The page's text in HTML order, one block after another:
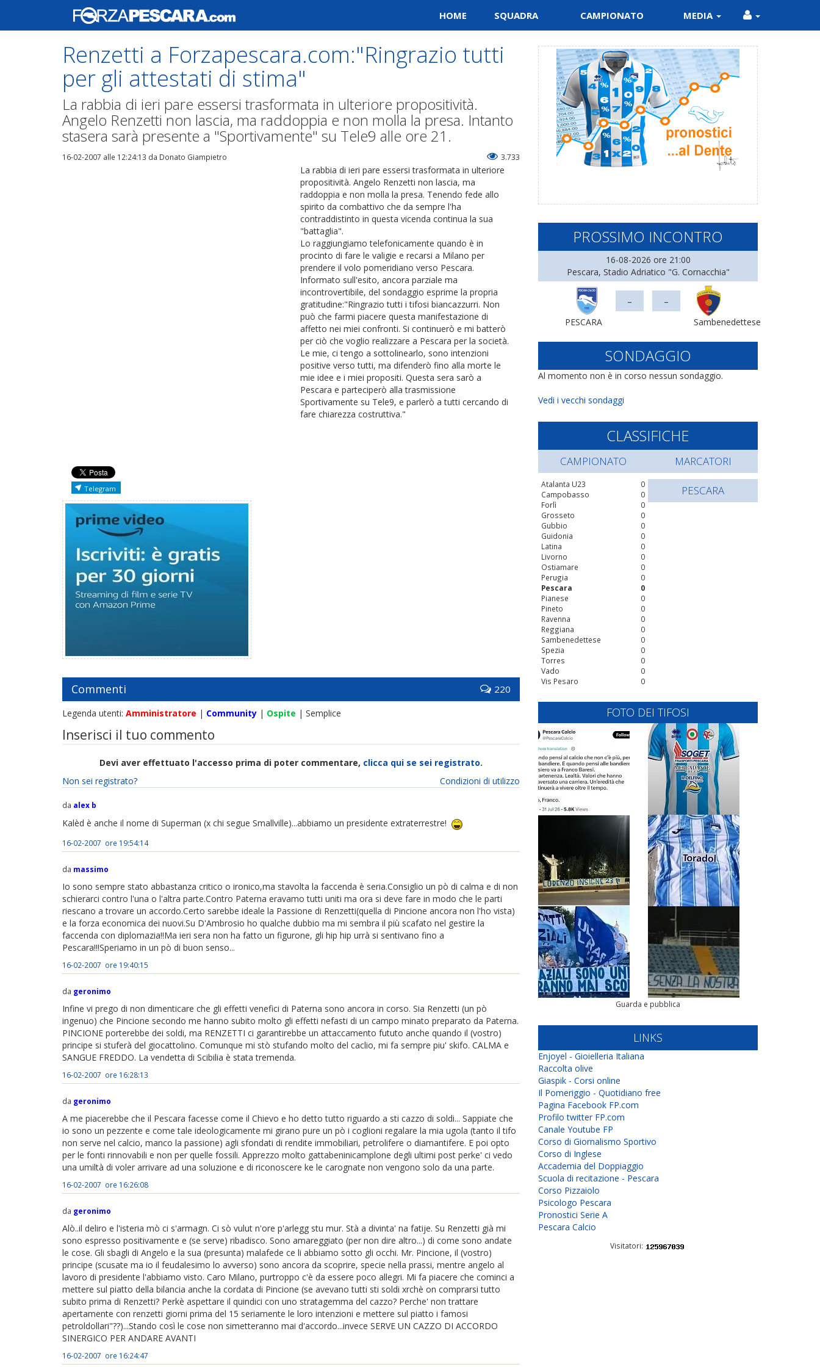
HOME SQUADRA CAMPIONATO MEDIA
Renzetti a Forzapescara.com:"Ringrazio tutti
per gli attestati di stima"
La rabbia di ieri pare essersi trasformata in ulteriore propositività.
Angelo Renzetti non lascia, ma raddoppia e non molla la presa. Intanto
stasera sarà presente a "Sportivamente" su Tele9 alle ore 21.
16-02-2007 alle 12:24:13 da Donato Giampietro 3.733
La rabbia di ieri pare essersi trasformata in ulteriore
propositività. Angelo Renzetti non lascia, ma
raddoppia e non molla la presa. Tenendo fede allo
spirito da combattivo che da sempre l'ha
contraddistinto in questa vicenda continua la sua
"battaglia".
Lo raggiungiamo telefonicamente quando è in
procinto di fare le valigie e recarsi a Milano per
prendere il volo pomeridiano verso Pescara.
Informato sull'esito, ancora parziale ma
incontrovertibile, del sondaggio esprime la propria
gratitudine:"Ringrazio tutti i tifosi biancazzurri. Non
può che farmi piacere questa manifestazione di
affetto nei miei confronti. Si continuerò e mi batterò
per ciò che voglio realizzare a Pescara per la società.
Le mie, ci tengo a sottolinearlo, sono intenzioni
positive verso tutti, ma difenderò fino alla morte le
mie idee e i miei propositi. Questa sera sarò a
Pescara e parteciperò alla trasmissione
Sportivamente su Tele9, e parlerò a tutti cercando di
fare chiarezza costruttiva."
Telegram
Commenti 220
Legenda utenti: Amministratore | Community | Ospite | Semplice
Inserisci il tuo commento
Devi aver effettuato l'accesso prima di poter commentare, clicca qui se sei registrato.
Condizioni di utilizzo
Non sei registrato?
da alex b
Kalèd è anche il nome di Superman (x chi segue Smallville)...abbiamo un presidente extraterrestre!
16-02-2007 ore 19:54:14
da massimo
Io sono sempre stato abbastanza critico o ironico,ma stavolta la faccenda è seria.Consiglio un pò di calma e di non
schierarci contro l'una o l'altra parte.Contro Paterna eravamo tutti uniti ma ora si deve fare in modo che le parti
riescano a trovare un accordo.Certo sarebbe ideale la Passione di Renzetti(quella di Pincione ancora non l'ho vista)
e la forza economica dei nuovi.Su D'Ambrosio ho qualche dubbio ma mi sembra il più scafato nel gestire la
faccenda con diplomazia!!Ma ieri sera non ha fatto un figurone, gli hip hip urrà si sentivano fino a
Pescara!!!Speriamo in un pò di buon senso...
16-02-2007 ore 19:40:15
da geronimo
Infine vi prego di non dimenticare che gli effetti venefici di Paterna sono ancora in corso. Sia Renzetti (un pò
ingenuo) che Pincione secondo me hanno subito molto gli effetti nefasti di un campo minato preparato da Paterna.
PINCIONE porterebbe dei soldi, ma RENZETTI ci garantirebbe un attaccamento fututo anche quando il (vostro)
principe si stuferà del giocattolino. Comunque mi stò stufando molto del caclio, mi fa sempre piu' skifo. CALMA e
SANGUE FREDDO. La vendetta di Scibilia è stata tremenda.
16-02-2007 ore 16:28:13
da geronimo
A me piacerebbe che il Pescara facesse come il Chievo e ho detto tutto riguardo a sti cazzo di soldi... Sappiate che
io sono un pezzente e come tale ideologicamente mi girano pure un pò i coglioni regalare la mia ugola (tanto il tifo
non serve nel calcio, manco la passione) agli sfondati di rendite immobiliari, petrolifere o diamantifere. E poi opto
per le fonti rinnovabili e non per quelle fossili. Apprezzo molto gattabeninicamplone degli ultimi post perke' ci vedo
una umiltà di voler arrivare ad una soluzione e di riconoscere ke le carognate non vengono solo da una parte.
16-02-2007 ore 16:26:08
da geronimo
Alò..il deliro e l'isteria mò ci s'armagn. Ci sò vulut n'ore p'arlegg stu mur. Stà a divinta' na fatije. Su Renzetti già mi
sono espresso positivamente e (se serve) ribadisco. Sono amareggiato (per non dire altro...) di come sono andate
le cose. Gli sbagli di Angelo e la sua (presunta) malafede ce li abbiamo sotto gli occhi. Mr. Pincione, il (vostro)
principe (scusate ma io il feudalesimo lo avverso) sono ancora da scoprire, specie nella prassi, mentre angelo al
lavoro di presidente l'abbiamo visto. Caro Milano, purtroppo c'è da essere poco allegri. Mi fa piacere che cominci a
mettere sul piatto della bilancia anche la cordata di Pincione (se avevano tutti sti soldi xrchè on comprarsi tutto
subito prima di Renzetti? Perkè aspettare il quindici con uno stratagemma del cazzo? Perche' non trattare
apertamente con renzetti giorni prima del 15 seriamente le loro intenzioni e mettere sul piatto i famosi
petroldollari"??)...Stando così le cose non simetteranno mai d'accordo...invece SERVE UN CAZZO DI ACCORDO
SINERGICO PER ANDARE AVANTI
16-02-2007 ore 16:24:47
PROSSIMO INCONTRO
16-08-2026 ore 21:00
Pescara, Stadio Adriatico "G. Cornacchia"
PESCARA
- -
Sambenedettese
SONDAGGIO
Al momento non è in corso nessun sondaggio.
Vedi i vecchi sondaggi
CLASSIFICHE
CAMPIONATO
0
Atalanta U23
0
Campobasso
0
Forlì
0
Grosseto
0
Gubbio
0
Guidonia
0
Latina
0
Livorno
0
Ostiamare
0
Perugia
0
Pescara
0
Pianese
0
Pineto
0
Ravenna
0
Reggiana
0
Sambenedettese
0
Spezia
0
Torres
0
Vado
0
Vis Pesaro
MARCATORI
PESCARA
FOTO DEI TIFOSI
Guarda e pubblica
LINKS
Enjoyel - Gioielleria Italiana
Raccolta olive
Giaspik - Corsi online
Il Pomeriggio - Quotidiano free
Pagina Facebook FP.com
Profilo twitter FP.com
Canale Youtube FP
Corso di Giornalismo Sportivo
Corso di Inglese
Accademia del Doppiaggio
Scuola di recitazione - Pescara
Corso Pizzaiolo
Psicologo Pescara
Pronostici Serie A
Pescara Calcio
Visitatori: